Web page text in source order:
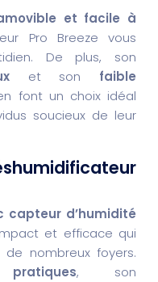
et facile à
Pro Breeze vous
De plus, son
et son faible
font un choix idéal
soucieux de leur
capteur d’humidité
et efficace qui
nombreux foyers.
, son